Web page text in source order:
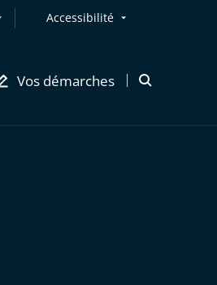
Accessibilité
Vos démarches
Ouvrir